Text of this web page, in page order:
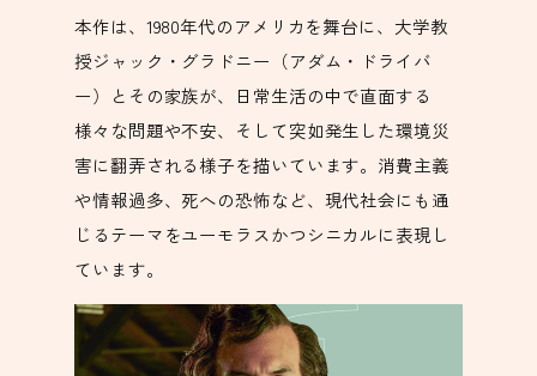
本作は、1980年代のアメリカを舞台に、大学教
授ジャック・グラドニー（アダム・ドライバ
ー）とその家族が、日常生活の中で直面する
様々な問題や不安、そして突如発生した環境災
害に翻弄される様子を描いています。消費主義
や情報過多、死への恐怖など、現代社会にも通
じるテーマをユーモラスかつシニカルに表現し
ています。